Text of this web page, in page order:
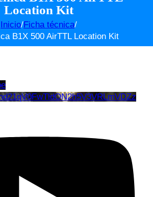
Location Kit
Inicio/Ficha técnica/
B1X 500 AirTTL Location Kit